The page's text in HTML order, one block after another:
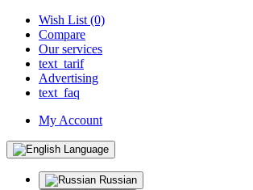
Wish List (0)
Compare
Our services
text_tarif
Advertising
text_faq
My Account
Language
Russian